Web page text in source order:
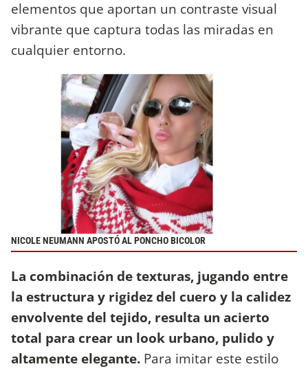
elementos que aportan un contraste visual
vibrante que captura todas las miradas en
cualquier entorno.
NICOLE NEUMANN APOSTÓ AL PONCHO BICOLOR
La combinación de texturas, jugando entre
la estructura y rigidez del cuero y la calidez
envolvente del tejido, resulta un acierto
total para crear un look urbano, pulido y
altamente elegante. Para imitar este estilo